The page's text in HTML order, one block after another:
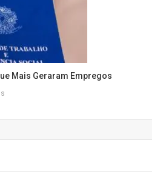
Mais Geraram Empregos